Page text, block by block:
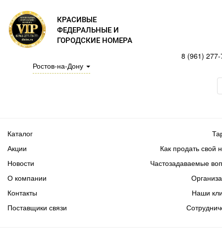
КРАСИВЫЕ
ФЕДЕРАЛЬНЫЕ И
ГОРОДСКИЕ НОМЕРА
Ростов-на-Дону
8 (961)
Каталог
Акции
Новости
Как продать свой
Частозадаваемые
О компании
Контакты
Поставщики связи
Наши